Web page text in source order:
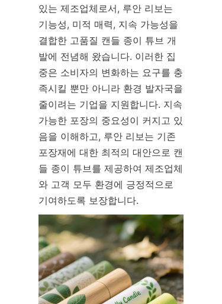
있는 제조업체로서, 루안 리보는
기능성, 미적 매력, 지속 가능성을
결합한 고품질 캔들 종이 튜브 개
발에 전념해 왔습니다. 이러한 집
중은 소비자의 변화하는 요구를 충
족시킬 뿐만 아니라 환경 발자국을
줄이려는 기업을 지원합니다. 지속
가능한 포장의 중요성이 커지고 있
음을 이해하고, 루안 리보는 기존
포장재에 대한 최적의 대안으로 캔
들 종이 튜브를 제공하여 제조업체
와 고객 모두 환경에 긍정적으로
기여하도록 보장합니다.